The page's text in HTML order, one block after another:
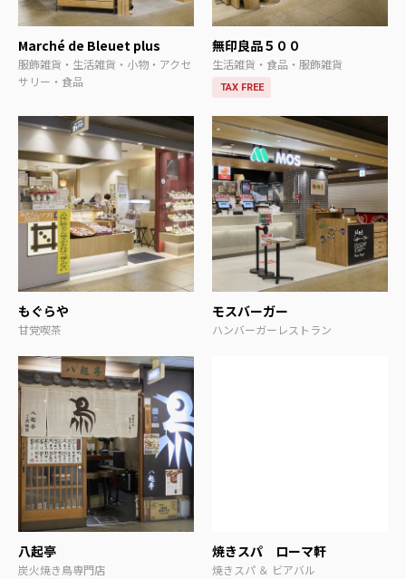
Marché de Bleuet plus
服飾雑貨・生活雑貨・小物・アクセ
サリー・食品
無印良品５００
生活雑貨・食品・服飾雑貨
TAX FREE
もぐらや
甘党喫茶
モスバーガー
ハンバーガーレストラン
八起亭
炭火焼き鳥専門店